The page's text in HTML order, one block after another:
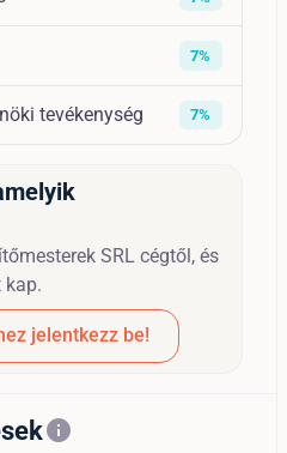
7%
tevékenység 7%
SRL cégtől, és
kap.
jelentkezz be!
info